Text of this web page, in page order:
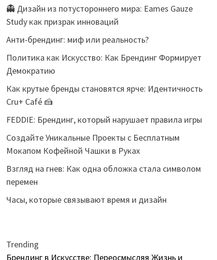
👻 Дизайн из потустороннего мира: Eames Gauze
Study как призрак инноваций
Анти-брендинг: миф или реальность?
Политика как Искусство: Как Брендинг Формирует
Демократию
Как крутые бренды становятся ярче: Идентичность
Cru+ Café 🍰
FEDDIE: Брендинг, который нарушает правила игры
Создайте Уникальные Проекты с Бесплатным
Мокапом Кофейной Чашки в Руках
Взгляд на гнев: Как одна обложка стала символом
перемен
Часы, которые связывают время и дизайн
Trending
Брендинг в Искусстве: Переосмысляя Жизнь и